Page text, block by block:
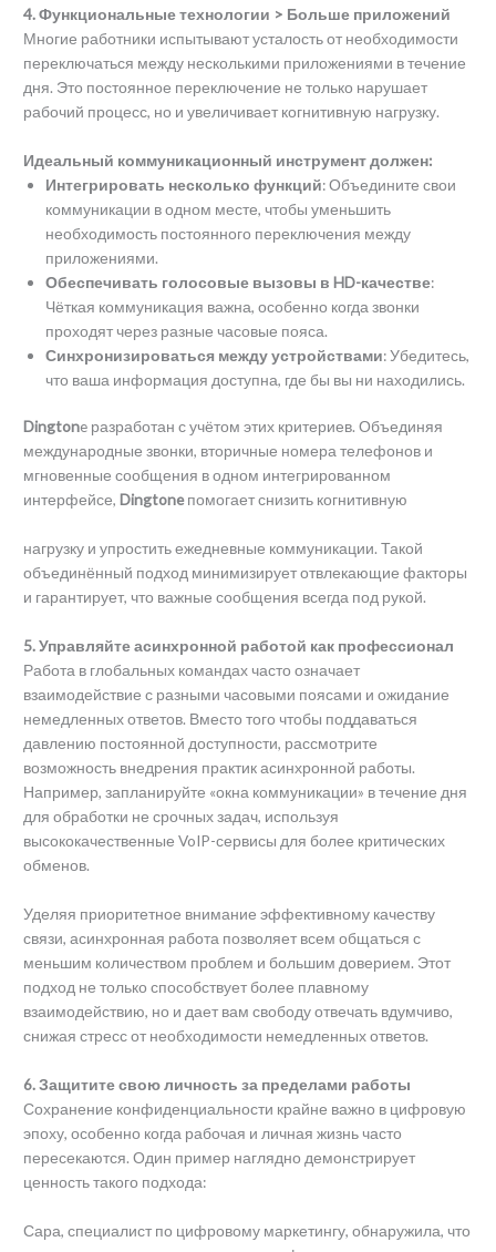
4. Функциональные технологии > Больше приложений
Многие работники испытывают усталость от необходимости
переключаться между несколькими приложениями в течение
дня. Это постоянное переключение не только нарушает
рабочий процесс, но и увеличивает когнитивную нагрузку.
Идеальный коммуникационный инструмент должен:
Интегрировать несколько функций: Объедините свои
коммуникации в одном месте, чтобы уменьшить
необходимость постоянного переключения между
приложениями.
Обеспечивать голосовые вызовы в HD-качестве:
Чёткая коммуникация важна, особенно когда звонки
проходят через разные часовые пояса.
Синхронизироваться между устройствами: Убедитесь,
что ваша информация доступна, где бы вы ни находились.
Dingtone разработан с учётом этих критериев. Объединяя
международные звонки, вторичные номера телефонов и
мгновенные сообщения в одном интегрированном
интерфейсе,Dingtoneпомогает снизить когнитивную
нагрузку и упростить ежедневные коммуникации. Такой
объединённый подход минимизирует отвлекающие факторы
и гарантирует, что важные сообщения всегда под рукой.
5. Управляйте асинхронной работой как профессионал
Работа в глобальных командах часто означает
взаимодействие с разными часовыми поясами и ожидание
немедленных ответов. Вместо того чтобы поддаваться
давлению постоянной доступности, рассмотрите
возможность внедрения практик асинхронной работы.
Например, запланируйте «окна коммуникации» в течение дня
для обработки не срочных задач, используя
высококачественные VoIP-сервисы для более критических
обменов.
Уделяя приоритетное внимание эффективному качеству
связи, асинхронная работа позволяет всем общаться с
меньшим количеством проблем и большим доверием. Этот
подход не только способствует более плавному
взаимодействию, но и дает вам свободу отвечать вдумчиво,
снижая стресс от необходимости немедленных ответов.
6. Защитите свою личность за пределами работы
Сохранение конфиденциальности крайне важно в цифровую
эпоху, особенно когда рабочая и личная жизнь часто
пересекаются. Один пример наглядно демонстрирует
ценность такого подхода:
Сара, специалист по цифровому маркетингу, обнаружила, что